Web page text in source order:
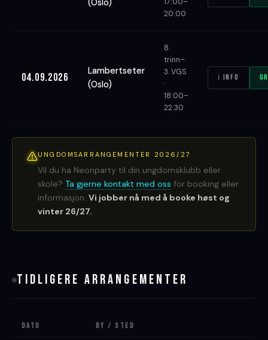
(Oslo)
20:00
04.09.2026
Lambertseter
(Oslo)
8.
trinn–
3. VGS
·
18:00–
22:30
ℹ Info
UNGDOMSARRANGEMENTER 2026/27
Vil du ha Neonparty til din ungdomsklubb eller
skole? Ta gjerne kontakt med oss for booking eller
informasjon. Vi jobber nå med å booke høst og
vinter 26/27.
TIDLIGERE ARRANGEMENTER
Dato By / Sted